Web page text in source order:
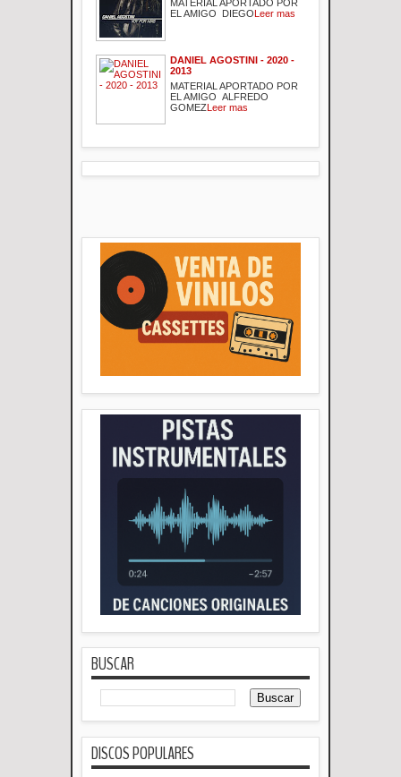
MATERIAL APORTADO POR
EL AMIGO DIEGOLeer mas
DANIEL AGOSTINI - 2020 -
2013
MATERIAL APORTADO POR
EL AMIGO ALFREDO
GOMEZLeer mas
BUSCAR
DISCOS POPULARES